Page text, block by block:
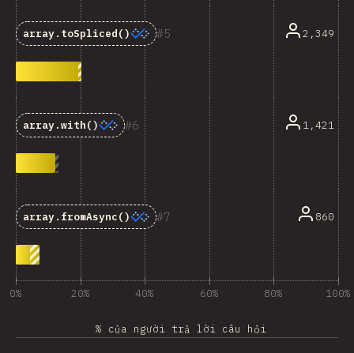
5
array.toSpliced() 2,349
6
array.with() 1,421
7
array.fromAsync() 860
0% 20% 40% 60% 80% 100%
% của người trả lời câu hỏi